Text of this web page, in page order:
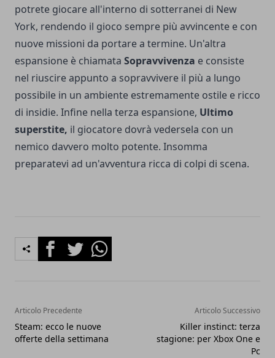
potrete giocare all'interno di sotterranei di New
York, rendendo il gioco sempre più avvincente e con
nuove missioni da portare a termine. Un'altra
espansione è chiamata Sopravvivenza e consiste
nel riuscire appunto a sopravvivere il più a lungo
possibile in un ambiente estremamente ostile e ricco
di insidie. Infine nella terza espansione, Ultimo
superstite, il giocatore dovrà vedersela con un
nemico davvero molto potente. Insomma
preparatevi ad un'avventura ricca di colpi di scena.
FacebookTwitterWhatsapp
Articolo Precedente
Steam: ecco le nuove
offerte della settimana
Articolo Successivo
Killer instinct: terza
stagione: per Xbox One e
Pc